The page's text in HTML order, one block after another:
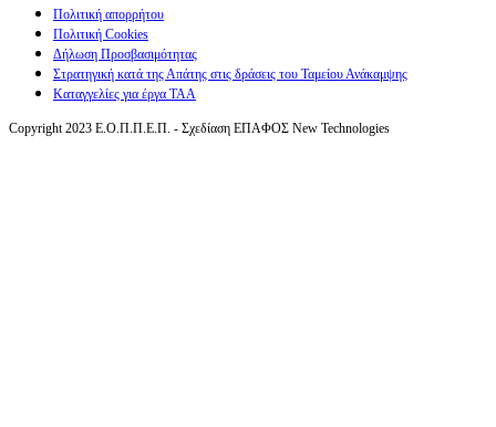
Πολιτική απορρήτου
Πολιτική Cookies
Δήλωση Προσβασιμότητας
Στρατηγική κατά της Απάτης στις δράσεις του Ταμείου Ανάκαμψης
Καταγγελίες για έργα ΤΑΑ
Copyright 2023 Ε.Ο.Π.Π.Ε.Π. - Σχεδίαση ΕΠΑΦΟΣ New Technologies